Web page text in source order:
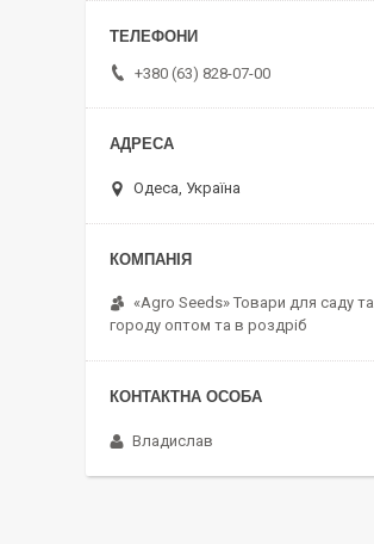
+380 (63) 828-07-00
Одеса, Україна
«Agro Seeds» Товари для саду та
городу оптом та в роздріб
Владислав